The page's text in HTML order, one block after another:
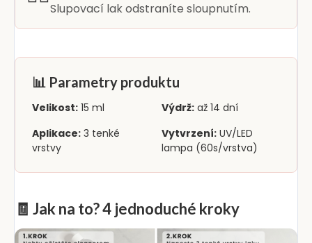
Slupovací lak odstraníte sloupnutím.
📊 Parametry produktu
Velikost: 15 ml Výdrž: až 14 dní
Aplikace: 3 tenké
vrstvy
Vytvrzení: UV/LED
lampa (60s/vrstva)
🧾 Jak na to? 4 jednoduché kroky